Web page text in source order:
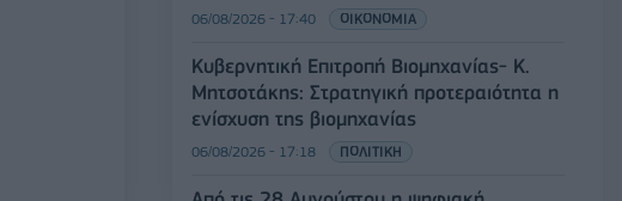
06/08/2026 - 17:40 ΟΙΚΟΝΟΜΙΑ
Κυβερνητική Επιτροπή Βιομηχανίας- Κ.
Μητσοτάκης: Στρατηγική προτεραιότητα η
ενίσχυση της βιομηχανίας
06/08/2026 - 17:18 ΠΟΛΙΤΙΚΗ